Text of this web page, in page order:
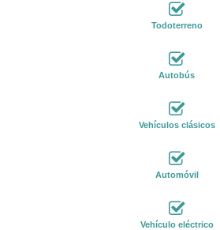
Todoterreno
Autobús
Vehículos clásicos
Automóvil
Vehículo eléctrico